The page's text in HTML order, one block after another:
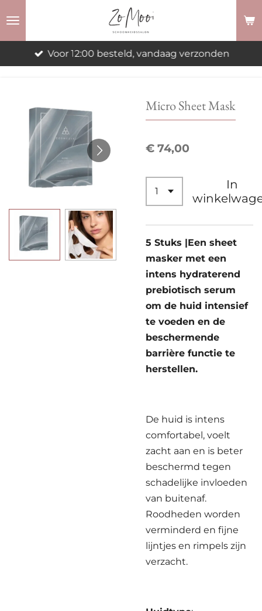
Voor 12:00 besteld, vandaag verzonden
Micro Sheet Mask
€ 74,00
In
5 Stuks |Een sheet
masker met een
intens hydraterend
prebiotisch serum
om de huid intensief
te voeden en de
beschermende
barrière functie te
herstellen.
De huid is intens
comfortabel, voelt
zacht aan en is beter
beschermd tegen
schadelijke invloeden
van buitenaf.
Roodheden worden
verminderd en fijne
lijntjes en rimpels zijn
verzacht.